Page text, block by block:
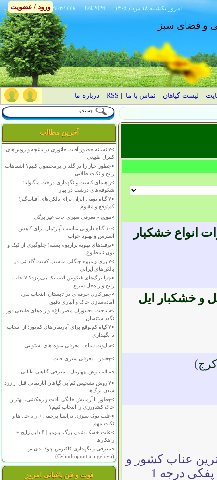
٢٤/٢/١٤٤٨ --- 8/9/2026 --- ۱۴۰۵ يکشنبه ۱۸ مرداد امروز
و فضای سبز
لیست گیاهان |تماس با ما RSS
|درباره ما
آخرین مطالب
>
۷ نشانه حضور آفات جانوری در باغچه و روش‌های
کنترل طبیعی
>چطور خیار را در گلدان پرمحصول کنیم؟ اشتباهات
رایج و نکات طلایی
>راهنمای کاشت و نگهداری درخت ماگنولیا؛
شکوفه‌های درشت در بهار
>
۷ گیاه بومی ایران برای بالکن‌های آفتاب‌گیر؛
کم‌توقع و مقاوم
>هویج - معرفی سبزی جات غیر برگی
>
۱۰ گیاه دارویی مناسب آپارتمان برای کاهش
استرس و بهبود خواب
>ترفندهای تهویه تراریوم بسته؛ جلوگیری از کپک و
بوی نامطبوع
>
۷ بری و میوه جنگلی مناسب کشت گلدانی در
بالکن‌های ایرانی
>
چرا برگ‌های فیکوس الاستیکا می‌ریزد؟ ۷ علت
رایج و راه‌حل سریع
>چمن‌کاری حرفه‌ای در تابستان: انتخاب بذر،
آماده‌سازی خاک و آبیاری دقیق
>شناخت «جانوران مضر باغ» و راه‌های طبیعی دور
نگه‌داشتنشان
>
۷ گیاه کم‌توقع برای آپارتمان‌های کم‌نور؛ از انتخاب
تا نگهداری
>ساپوت سیاه - معرفی میوه های استوایی
>چغندر - معرفی سبزی جات
>سالت‌بوش چهاربال - معرفی گیاهان بیابانی
>
۷ روش تشخیص کم‌آبی گیاهان آپارتمانی قبل از زرد
شدن برگ‌ها
>چطور با آزمایش خانگی بافت و زهکشی، بهترین
خاک کشاورزی را انتخاب کنیم؟
>علت نوک سوزی دراسنا پرچمی + راه حل ها و
نکات مهم
>
علت خشک شدن برگ ایپومیا | 8 دلیل رایج +
راهکارها
>معرفی و نگهداری کاکتوس چولا تدی‌بیر
(Cylindropuntia bigelovii)
فوت و فن باغبانی امروز
انواع خشکبار
و خشکبار ایل
کرج)
و..)درجه1 بهترین عناب کشور و
مورد تایید صاحب نظر عناب کشور زرشک پفکی درجه 1
ورود / عضویت